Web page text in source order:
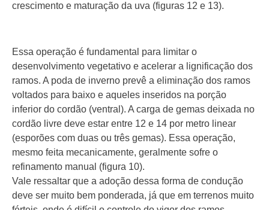
crescimento e maturação da uva (figuras 12 e 13).
Essa operação é fundamental para limitar o
desenvolvimento vegetativo e acelerar a lignificação dos
ramos. A poda de inverno prevê a eliminação dos ramos
voltados para baixo e aqueles inseridos na porção
inferior do cordão (ventral). A carga de gemas deixada no
cordão livre deve estar entre 12 e 14 por metro linear
(esporões com duas ou três gemas). Essa operação,
mesmo feita mecanicamente, geralmente sofre o
refinamento manual (figura 10).
Vale ressaltar que a adoção dessa forma de condução
deve ser muito bem ponderada, já que em terrenos muito